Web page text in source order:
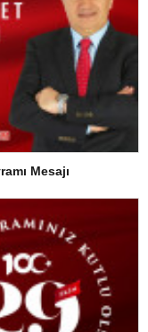
Mesajı